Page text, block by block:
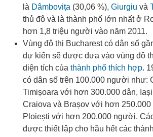
là Dâmbovița (30,06 %), Giurgiu và
thủ đô và là thành phố lớn nhất ở
hơn 1,8 triệu người vào năm 2011.
Vùng đô thị Bucharest có dân số
dự kiến ​​sẽ được đưa vào vùng đô
diện tích của thành phố thích hợp.
có dân số trên 100.000 người như:
Timișoara với hơn 300.000 dân,
Craiova và Brașov với hơn 250.000
Ploiești với hơn 200.000 người.
được thiết lập cho hầu hết các